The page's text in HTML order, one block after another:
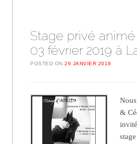
Stage privé
03 février 2019 à
POSTED ON26 JANVIER 2019
&